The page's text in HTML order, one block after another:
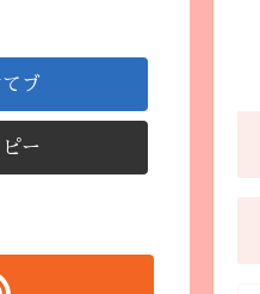
てブ
ピー